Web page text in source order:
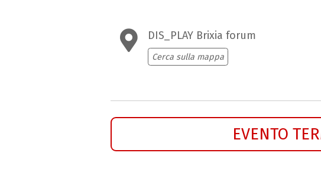
DIS_PLAY Brixia forum
Cerca sulla mappa
EVENTO